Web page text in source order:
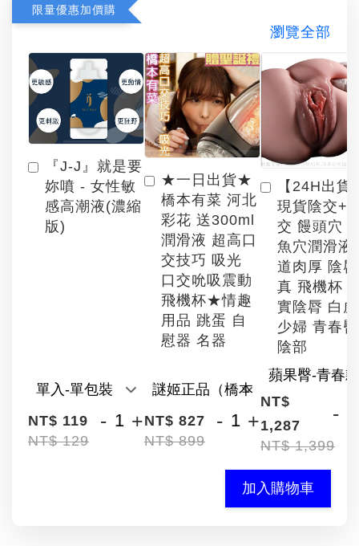
限量優惠加價購
瀏覽全部
『J-J』就是要
妳噴 - 女性敏
感高潮液(濃縮
版)
NT$ 119
NT$ 129
- +
★一日出貨★
橋本有菜 河北
彩花 送300ml
潤滑液 超高口
交技巧 吸光
口交吮吸震動
飛機杯★情趣
用品 跳蛋 自
慰器 名器
NT$ 827
NT$ 899
- +
【24H出貨
現貨陰交+
交 饅頭穴
魚穴潤滑液
道肉厚 陰
真 飛機杯
實陰脣 白
少婦 青春臀
陰部
NT$
1,287
NT$ 1,399
-
加入購物車